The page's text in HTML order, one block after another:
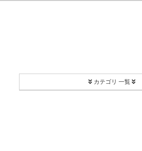
カテゴリ 一覧